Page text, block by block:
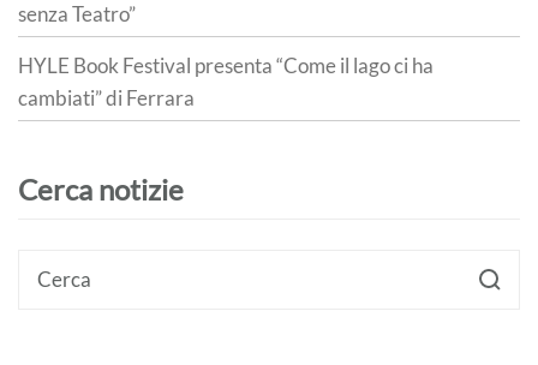
senza Teatro”
HYLE Book Festival presenta “Come il lago ci ha
cambiati” di Ferrara
Cerca notizie